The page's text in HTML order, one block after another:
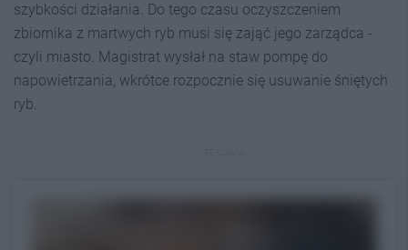
szybkości działania. Do tego czasu oczyszczeniem
zbiornika z martwych ryb musi się zająć jego zarządca -
czyli miasto. Magistrat wysłał na staw pompę do
napowietrzania, wkrótce rozpocznie się usuwanie śniętych
ryb.